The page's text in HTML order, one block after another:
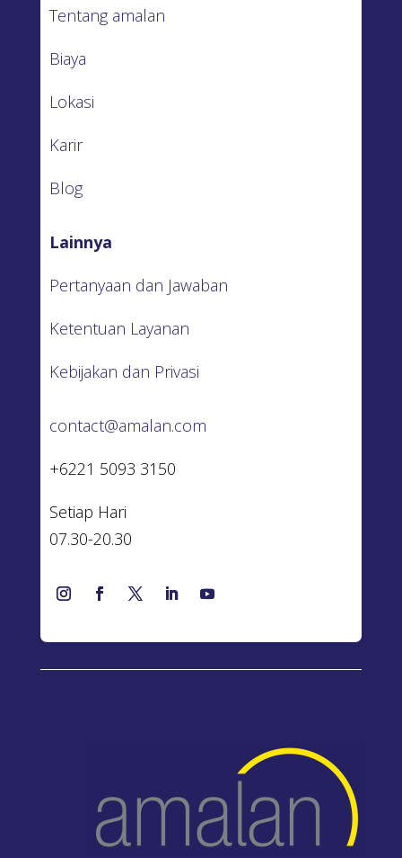
Tentang amalan
Biaya
Lokasi
Karir
Blog
Lainnya
Pertanyaan dan Jawaban
Ketentuan Layanan
Kebijakan dan Privasi
contact@amalan.com
+6221 5093 3150
Setiap Hari
07.30-20.30